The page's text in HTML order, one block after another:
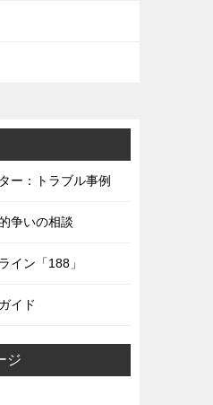
ー：トラブル事例
争いの相談
イン「188」
イド
ジ